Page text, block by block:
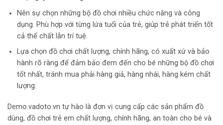
Nên sự chọn những bộ đồ chơi nhiều chức năng và công
dụng. Phù hợp với từng lứa tuổi của trẻ, giúp trẻ phát triển tốt
cả thể chất lẫn trí tuệ.
Lựa chọn đồ chơi chất lượng, chính hãng, có xuất xứ và bảo
hành rõ ràng để đảm bảo đem đến cho bé những bộ đồ chơi
tốt nhất, tránh mua phải hàng giả, hàng nhái, hàng kém chất
lượng.
Demo.vadoto.vn tự hào là đơn vị cung cấp các sản phẩm đồ
dùng, đồ chơi trẻ em chất lượng, chính hãng, an toàn cho bé và